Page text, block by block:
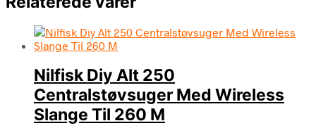
Nilfisk Diy Alt 250
Centralstøvsuger Med Wireless
Slange Til 260 M